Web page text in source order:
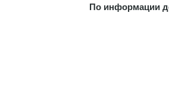
По информации